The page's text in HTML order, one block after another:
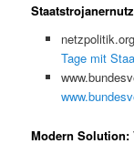
Tage mit
Modern Solution: